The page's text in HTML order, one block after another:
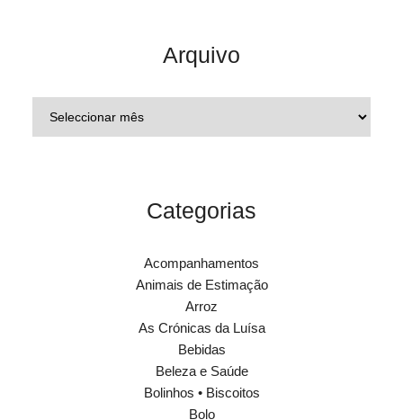
Arquivo
Categorias
Acompanhamentos
Animais de Estimação
Arroz
As Crónicas da Luísa
Bebidas
Beleza e Saúde
Bolinhos • Biscoitos
Bolo